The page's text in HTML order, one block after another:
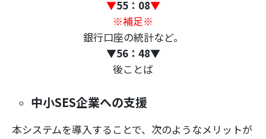
▼55：08▼
※補足※
銀行口座の統計など。
▼56：48▼
後ことば
中小SES企業への支援
本システムを導入することで、次のようなメリットが